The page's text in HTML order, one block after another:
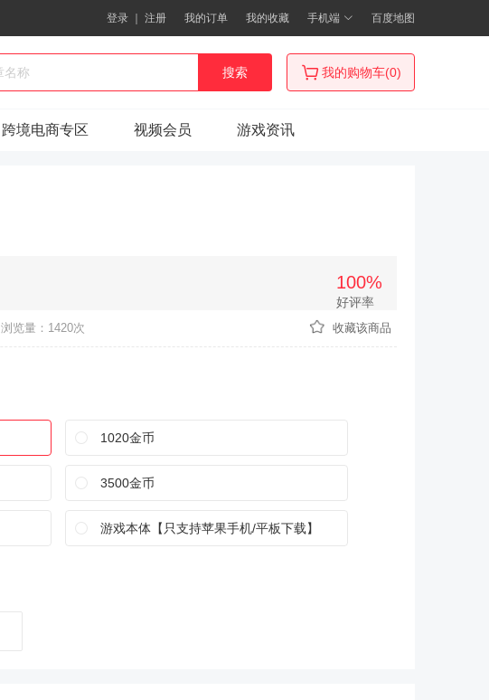
登录 ｜ 注册 我的订单 我的收藏 手机端 百度地图
搜索 我的购物车(0)
跨境电商专区 视频会员 游戏资讯
100%
好评率
浏览量：1420次 收藏该商品
1020金币
3500金币
游戏本体【只支持苹果手机/平板下载】